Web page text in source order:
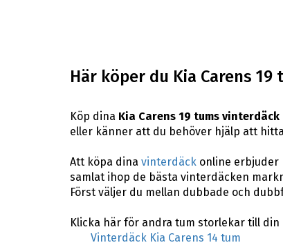
Här köper du Kia Carens
Köp dina Kia Carens 19 tums vinterdäck
eller känner att du behöver hjälp att
Att köpa dina vinterdäckonline erbjuder
samlat ihop de bästa vinterdäcken
Först väljer du mellan dubbade och
Klicka här för andra tum storlekar till din
Vinterdäck Kia Carens 14 tum